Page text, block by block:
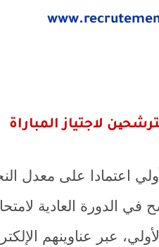
لاجتياز المباراة
الأولي اعتمادا على
الدورة العادية
عبر عناوينهم